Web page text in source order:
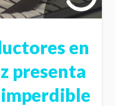
en
presenta